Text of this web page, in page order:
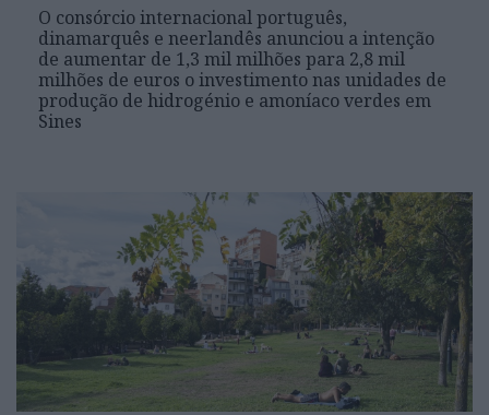
O consórcio internacional português,
dinamarquês e neerlandês anunciou a intenção
de aumentar de 1,3 mil milhões para 2,8 mil
milhões de euros o investimento nas unidades de
produção de hidrogénio e amoníaco verdes em
Sines